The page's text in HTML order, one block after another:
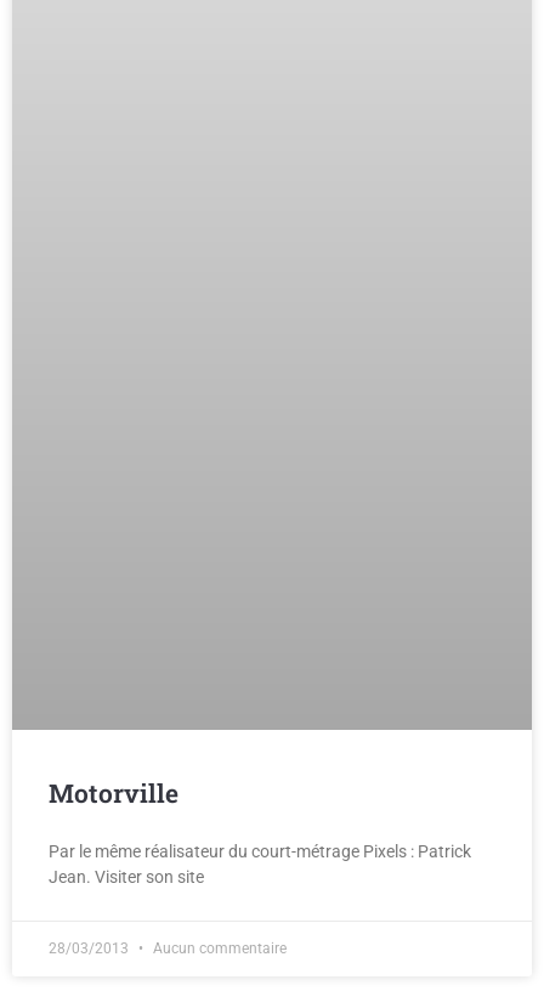
Motorville
Par le même réalisateur du court-métrage Pixels : Patrick
Jean. Visiter son site
28/03/2013 Aucun commentaire